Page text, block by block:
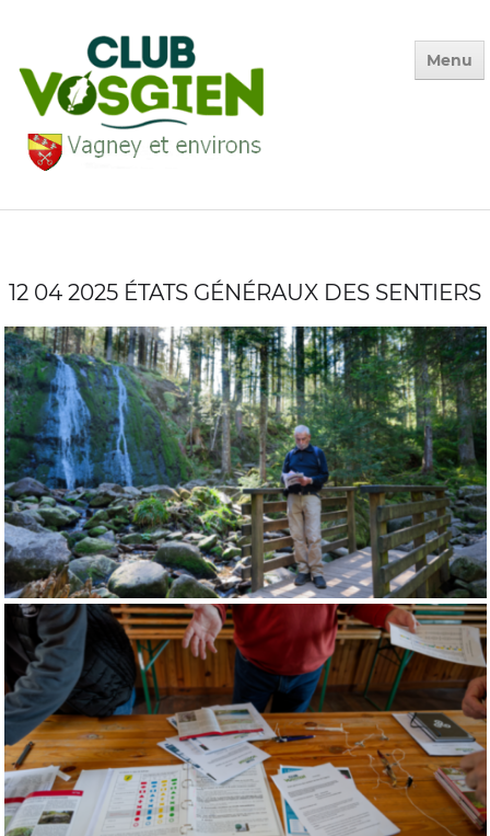
Menu
Calendrier
Photos des Sorties▼
La Vie du Club▼
Environnement▼
Adhésion
12 04 2025 ÉTATS GÉNÉRAUX DES SENTIERS